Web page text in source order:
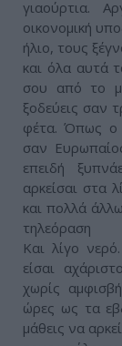
γιαούρτια.
οικονομική
ήλιο, τους
και όλα αυτά
σου από το
ξοδεύεις σαν
φέτα. Όπως ο
σαν
επειδή
αρκείσαι στα
και πολλά
τηλεόραση
Και λίγο
είσαι
χωρίς
ώρες ως τα
μάθεις να